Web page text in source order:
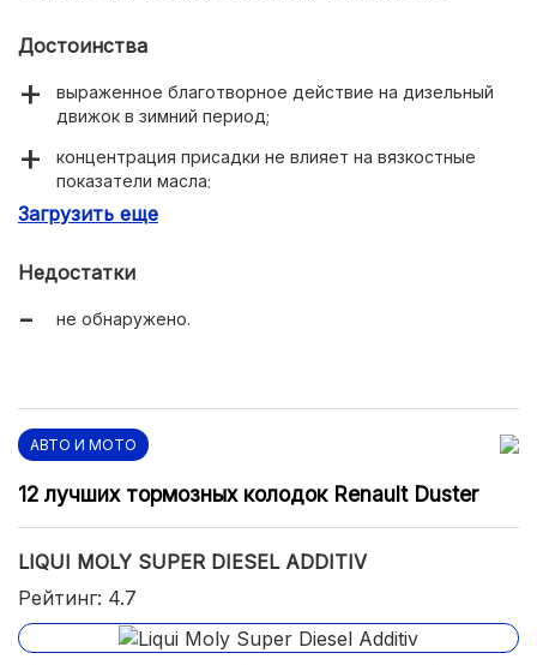
Достоинства
выраженное благотворное действие на дизельный
движок в зимний период;
концентрация присадки не влияет на вязкостные
показатели масла;
в значительной степени устраняет трение и
выгодное соотношение цены и качества.
Загрузить еще
Недостатки
не обнаружено.
АВТО И МОТО
12 лучших тормозных колодок Renault Duster
LIQUI MOLY SUPER DIESEL ADDITIV
Рейтинг: 4.7